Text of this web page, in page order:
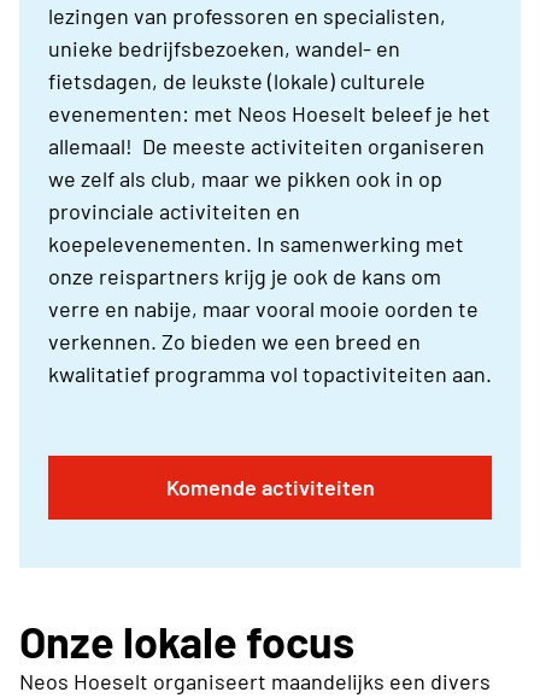
lezingen van professoren en specialisten,
unieke bedrijfsbezoeken, wandel- en
fietsdagen, de leukste (lokale) culturele
evenementen: met Neos Hoeselt beleef je het
allemaal! De meeste activiteiten organiseren
we zelf als club, maar we pikken ook in op
provinciale activiteiten en
koepelevenementen. In samenwerking met
onze reispartners krijg je ook de kans om
verre en nabije, maar vooral mooie oorden te
verkennen. Zo bieden we een breed en
kwalitatief programma vol topactiviteiten aan.
Komende activiteiten
Onze lokale focus
Neos Hoeselt organiseert maandelijks een divers